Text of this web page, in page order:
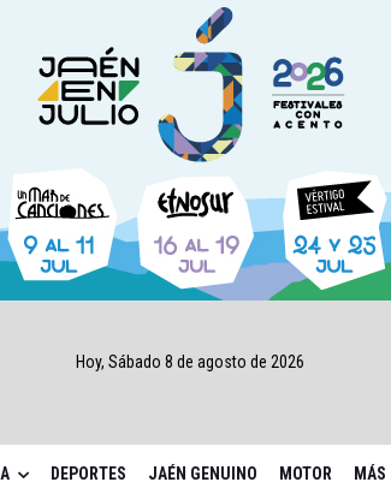
Hoy, Sábado 8 de agosto de 2026
DEPORTES JAÉN GENUINO MOTOR MÁS